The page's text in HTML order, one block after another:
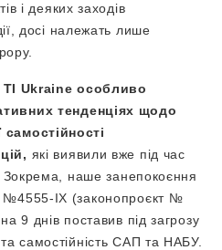
і деяких заходів
досі належать лише
TI Ukraine особливо
тенденціях щодо
які виявили вже під час
Зокрема, наше занепокоєння
№4555-IX (законопроєкт №
9 днів поставив під загрозу
та самостійність САП та НАБУ.